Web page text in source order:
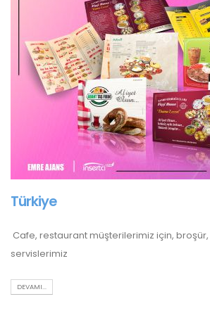
Türkiye
Cafe, restaurant müşterilerimiz için,
servislerimiz
DEVAMI...